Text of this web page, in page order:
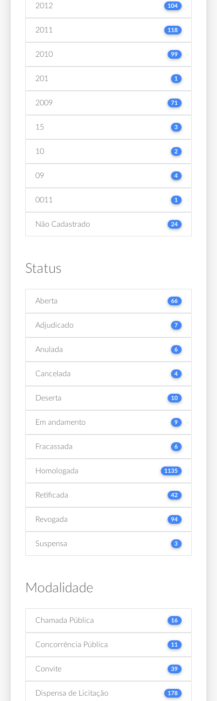
2012 104
2011 118
2010 99
201 1
2009 71
15 3
10 2
09 4
0011 1
Não Cadastrado 24
Status
Aberta 66
Adjudicado 7
Anulada 6
Cancelada 4
Deserta 10
Em andamento 9
Fracassada 6
Homologada 1135
Retificada 42
Revogada 94
Suspensa 3
Modalidade
Chamada Pública 16
Concorrência Pública 11
Convite 39
Dispensa de Licitação 178